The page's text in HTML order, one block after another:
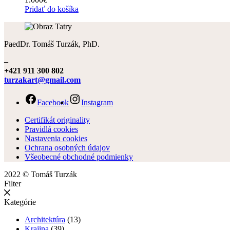
Pridať do košíka
PaedDr. Tomáš Turzák, PhD.
–
+421 911 300 802
turzakart@gmail.com
Facebook
Instagram
Certifikát originality
Pravidlá cookies
Nastavenia cookies
Ochrana osobných údajov
Všeobecné obchodné podmienky
2022 © Tomáš Turzák
Filter
Kategórie
Architektúra (13)